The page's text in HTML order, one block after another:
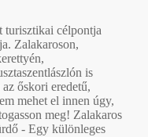
turisztikai célpontja
Zalakaroson,
is
őskori eredetű,
mehet el innen úgy,
meg! Zalakaros
- Egy különleges